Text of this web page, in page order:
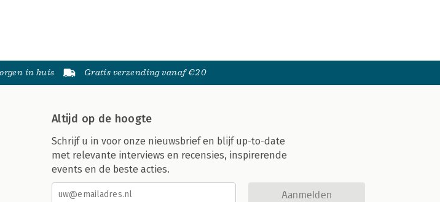
in huis Gratis verzending vanaf €20
Altijd op de hoogte
Schrijf u in voor onze nieuwsbrief en blijf up-to-date
met relevante interviews en recensies, inspirerende
events en de beste acties.
Aanmelden